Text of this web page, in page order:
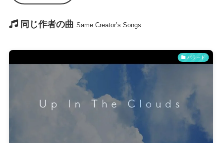
同じ作者の曲 Same Creator’s Songs
バラード